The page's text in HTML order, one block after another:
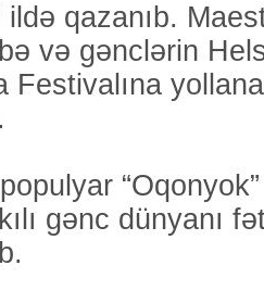
qazanıb.
və gənclərin
Festivalına
gənc dünyanı